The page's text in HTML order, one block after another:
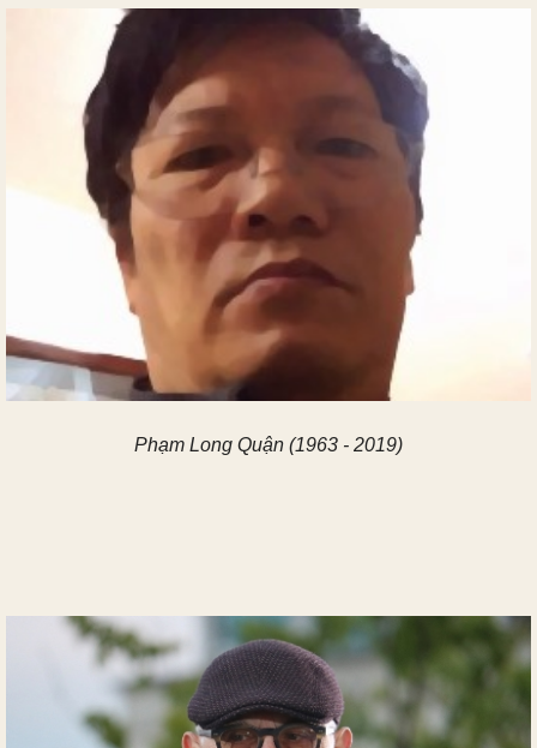
Phạm Long Quận (1963 - 2019)